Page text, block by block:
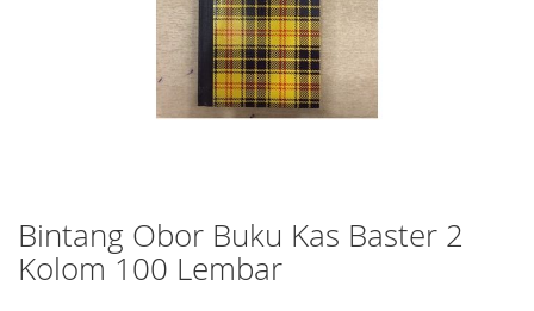
Bintang Obor Buku Kas Baster 2
Kolom 100 Lembar
Skip
to
the